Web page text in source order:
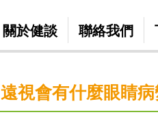
關於健談 聯絡我們
遠視會有什麼眼睛